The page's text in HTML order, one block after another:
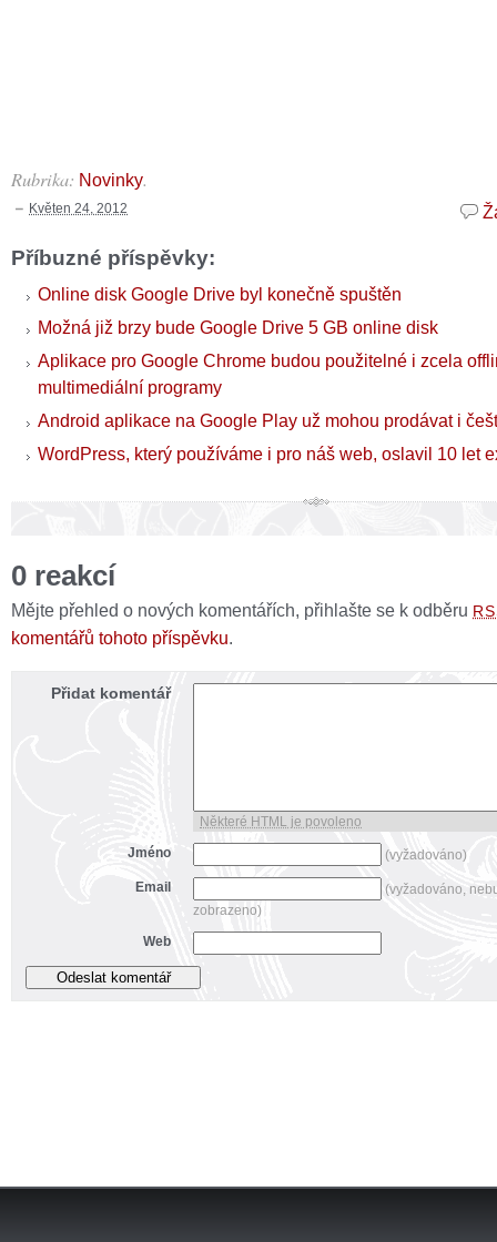
Rubrika: Novinky.
Květen 24, 2012
Příbuzné příspěvky:
Online disk Google Drive byl konečně spuštěn
Možná již brzy bude Google Drive 5 GB online disk
Aplikace pro Google Chrome budou použitelné i zcela
multimediální programy
Android aplikace na Google Play už mohou prodávat i
WordPress, který používáme i pro náš web, oslavil 10 let
0 reakcí
Mějte přehled o nových komentářích, přihlašte se k odběru
komentářů tohoto příspěvku.
Přidat komentář
Některé HTML je povoleno
Jméno
(vyžadováno)
Email
(vyžadováno,
zobrazeno)
Web